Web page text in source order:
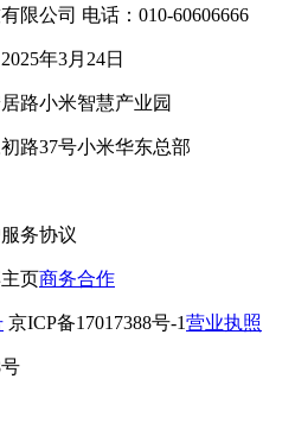
限公司 电话：010-60606666
年3月24日
路小米智慧产业园
路37号小米华东总部
务协议
页商务合作
京ICP备17017388号-1营业执照